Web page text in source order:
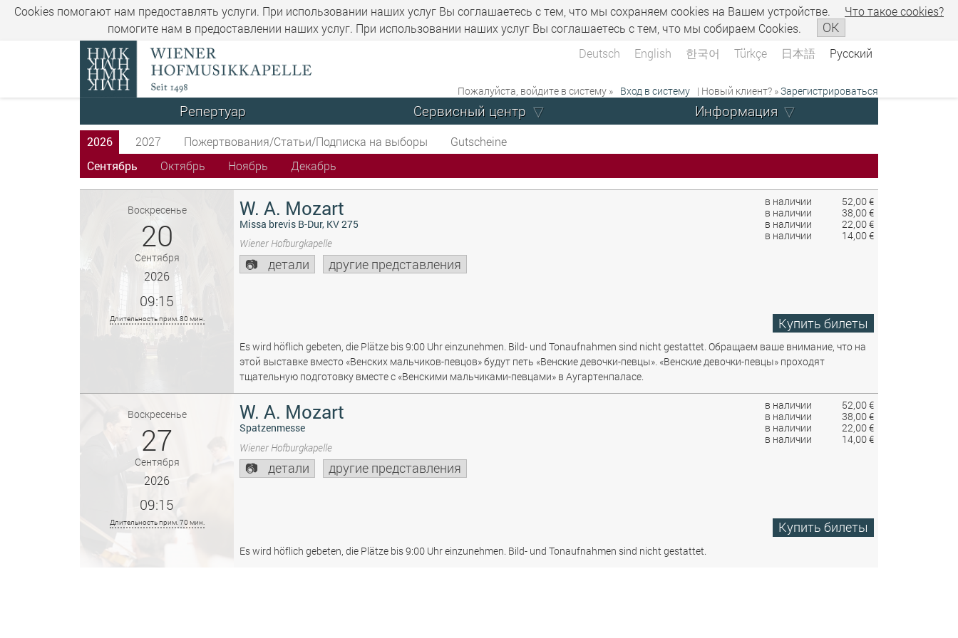
Cookies помогают нам предоставлять услуги. При использовании наших услуг Вы соглашаетесь с тем, что мы сохраняем сookies на Вашем устройстве.
Что такое сookies?
помогите нам в предоставлении наших услуг. При использовании наших услуг Вы соглашаетесь с тем, что мы собираем Cookies.
OK
Deutsch English 한국어 Türkçe 日本語 Русский
Пожалуйста, войдите в систему » Вход в систему | Новый клиент? »Зарегистрироваться
Репертуар Сервисный центр Информация
2026 2027 Пожертвования/Статьи/Подписка на выборы
Gutscheine
Сентябрь
Октябрь Ноябрь Декабрь
в наличии
52,00 €
в наличии
38,00 €
в наличии
22,00 €
в наличии
14,00 €
Воскресенье
20
Сентября
2026
09:15
Длительность прим. 80 мин.
W. A. Mozart
Missa brevis B-Dur, KV 275
Wiener Hofburgkapelle
детали другие представления
Купить билеты
Es wird höflich gebeten, die Plätze bis 9:00 Uhr einzunehmen. Bild- und Tonaufnahmen sind nicht gestattet. Обращаем ваше внимание, что на
этой выставке вместо «Венских мальчиков-певцов» будут петь «Венские девочки-певцы». «Венские девочки-певцы» проходят
тщательную подготовку вместе с «Венскими мальчиками-певцами» в Аугартенпаласе.
в наличии
52,00 €
в наличии
38,00 €
в наличии
22,00 €
в наличии
14,00 €
Воскресенье
27
Сентября
2026
09:15
Длительность прим. 70 мин.
W. A. Mozart
Spatzenmesse
Wiener Hofburgkapelle
детали другие представления
Купить билеты
Es wird höflich gebeten, die Plätze bis 9:00 Uhr einzunehmen. Bild- und Tonaufnahmen sind nicht gestattet.